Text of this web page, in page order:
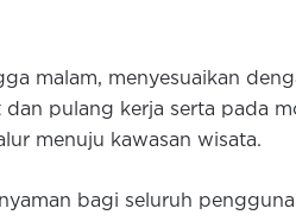
malam, menyesuaikan
pulang kerja serta pada
menuju kawasan wisata.
bagi seluruh pengguna